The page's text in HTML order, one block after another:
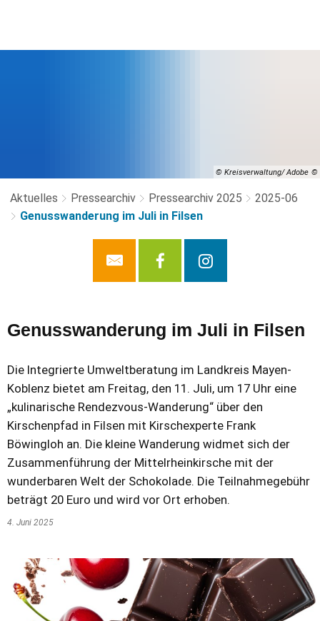
© Kreisverwaltung/ Adobe
Aktuelles Pressearchiv Pressearchiv 2025
2025-06
Genusswanderung im Juli in Filsen
Genusswanderung im Juli in Filsen
Die Integrierte Umweltberatung im Landkreis Mayen-
Koblenz bietet am Freitag, den 11. Juli, um 17 Uhr eine
„kulinarische Rendezvous-Wanderung“ über den
Kirschenpfad in Filsen mit Kirschexperte Frank
Böwingloh an. Die kleine Wanderung widmet sich der
Zusammenführung der Mittelrheinkirsche mit der
wunderbaren Welt der Schokolade. Die Teilnahmegebühr
beträgt 20 Euro und wird vor Ort erhoben.
4. Juni 2025